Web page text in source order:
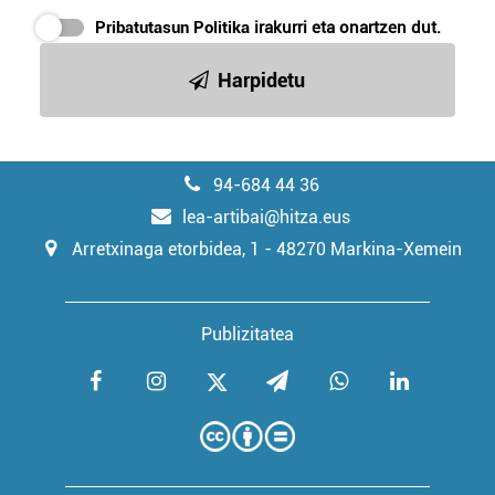
Pribatutasun Politika irakurri eta onartzen dut.
Harpidetu
94-684 44 36
lea-artibai@hitza.eus
Arretxinaga etorbidea, 1 - 48270 Markina-Xemein
Publizitatea